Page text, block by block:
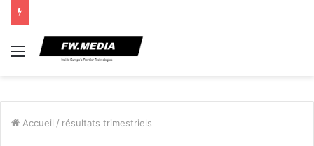
Menu
Accueil / résultats trimestriels